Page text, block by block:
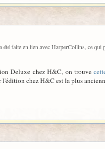
été faite en lien avec HarperCollins, ce
Deluxe chez H&C, on trouve
chez H&C est la plus